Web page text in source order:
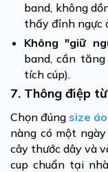
band, không
thấy đỉnh ngực
Không "giữ
band, cần
tích cúp).
7. Thông điệp
Chọn đúng size
nàng có một
cây thước dây và
cup chuẩn tại